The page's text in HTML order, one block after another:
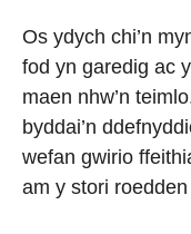
Os ydych chi’n
fod yn garedig ac
maen nhw’n
byddai’n
wefan gwirio
am y stori